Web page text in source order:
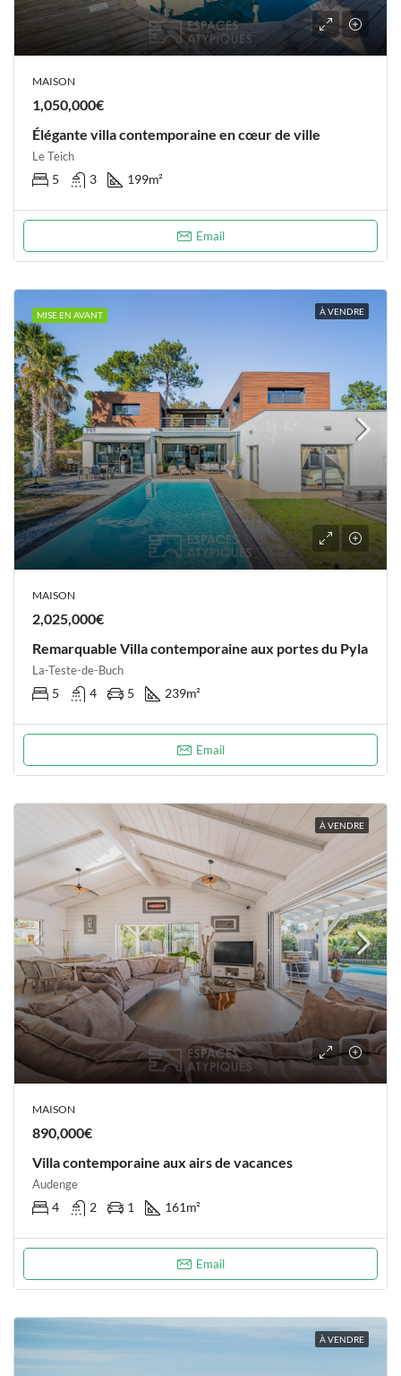
MAISON
1,050,000€
Élégante villa contemporaine en cœur de ville
Le Teich
5 3 199m²
Email
MISE EN AVANT À VENDRE
MAISON
2,025,000€
Remarquable Villa contemporaine aux portes du Pyla
La-Teste-de-Buch
5 4 5 239m²
Email
À VENDRE
MAISON
890,000€
Villa contemporaine aux airs de vacances
Audenge
4 2 1 161m²
Email
À VENDRE